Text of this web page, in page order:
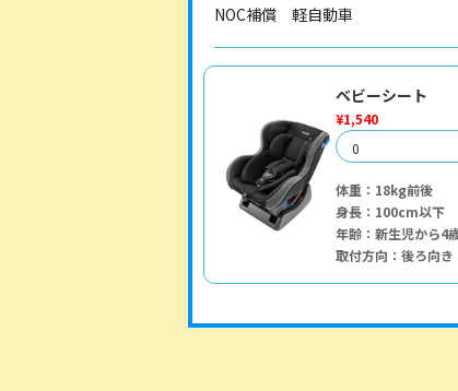
NOC補償 軽自動車
ベビーシート
¥1,540
体重：18kg前後
身長：100cm以下
年齢：新生児から4
取付方向：後ろ向き